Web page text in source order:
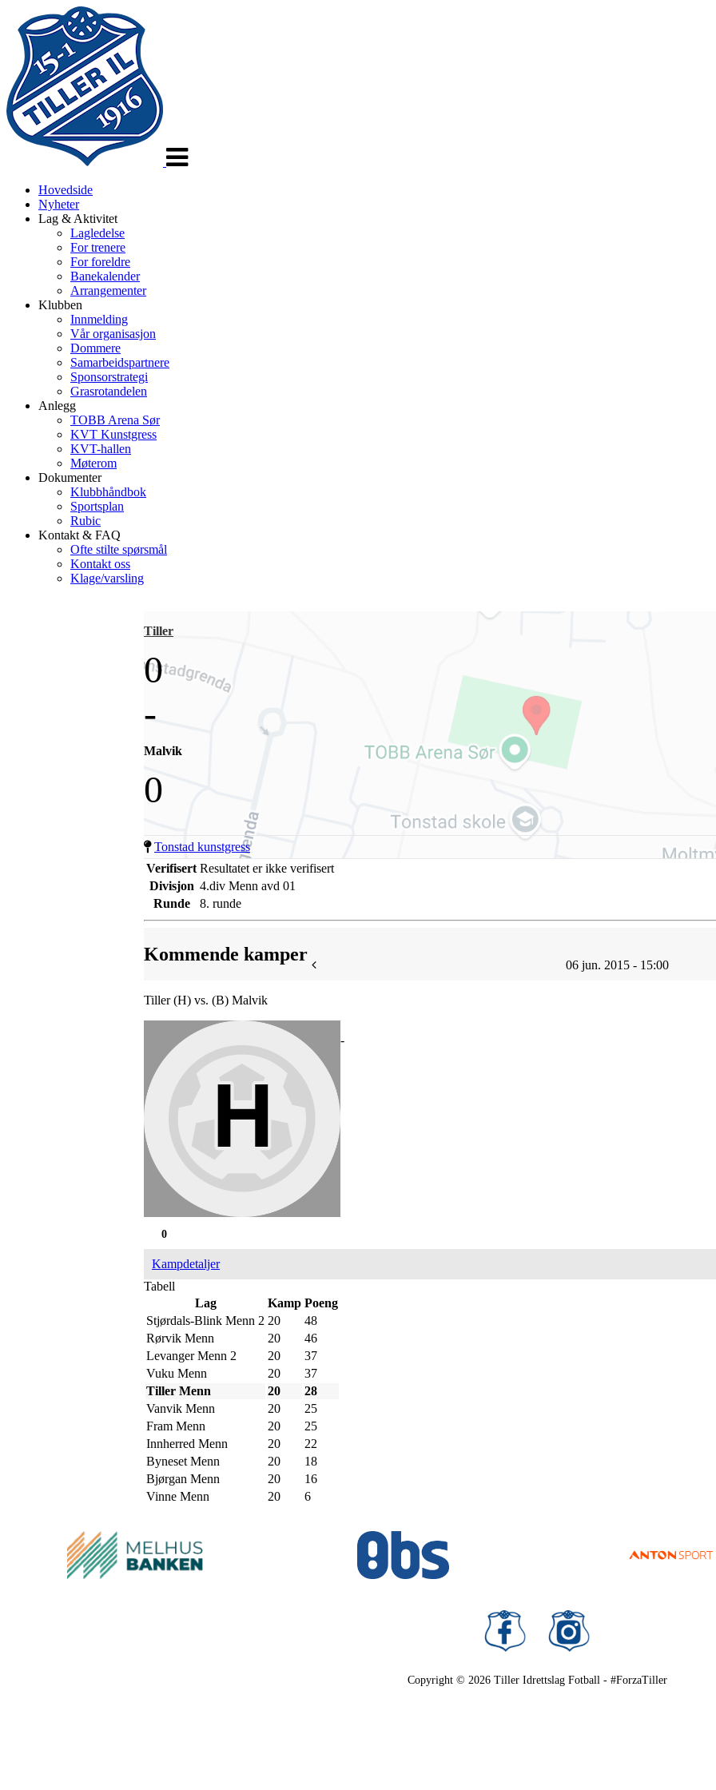
Hovedside
Nyheter
Lag & Aktivitet
Lagledelse
For trenere
For foreldre
Banekalender
Arrangementer
Klubben
Innmelding
Vår organisasjon
Dommere
Samarbeidspartnere
Sponsorstrategi
Grasrotandelen
Anlegg
TOBB Arena Sør
KVT Kunstgress
KVT-hallen
Møterom
Dokumenter
Klubbhåndbok
Sportsplan
Rubic
Kontakt & FAQ
Ofte stilte spørsmål
Kontakt oss
Klage/varsling
Tiller
0
-
Malvik
0
Tonstad kunstgress
Verifisert Resultatet er ikke verifisert
Divisjon 4.div Menn avd 01
Runde
8. runde
Kommende kamper
06 jun. 2015 - 15:00
Tiller (H) vs. (B) Malvik
-
0
Kampdetaljer
Tabell
Lag
Kamp Poeng
Stjørdals-Blink Menn 2 20
48
Rørvik Menn
20
46
Levanger Menn 2
20
37
Vuku Menn
20
37
Tiller Menn
20
28
Vanvik Menn
20
25
Fram Menn
20
25
Innherred Menn
20
22
Byneset Menn
20
18
Bjørgan Menn
20
16
Vinne Menn
20 6
Copyright © 2026 Tiller Idrettslag Fotball - #ForzaTiller